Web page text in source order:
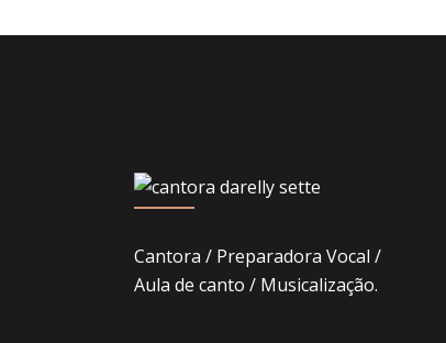
Cantora / Preparadora Vocal /
Aula de canto / Musicalização.